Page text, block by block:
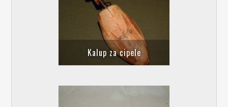
Kalup za cipelе